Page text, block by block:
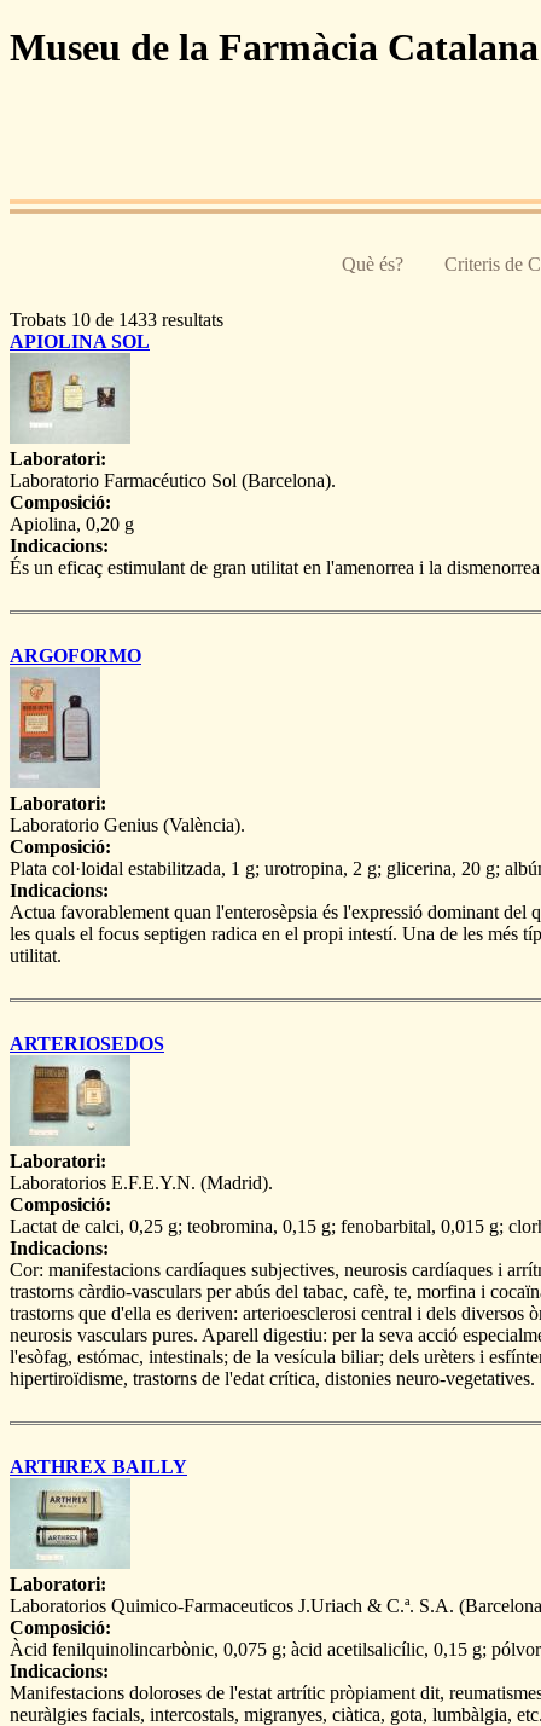
Pasar al contenido principal
Museu de la Farmàcia Catalana
Què és? Criteris de
Trobats 10 de 1433 resultats
APIOLINA SOL
Laboratori:
Laboratorio Farmacéutico Sol (Barcelona).
Composició:
Apiolina, 0,20 g
Indicacions:
És un eficaç estimulant de gran utilitat en l'amenorrea i la
ARGOFORMO
Laboratori:
Laboratorio Genius (València).
Composició:
Plata col·loidal estabilitzada, 1 g; urotropina, 2 g; glicerina, 20 g;
Indicacions:
Actua favorablement quan l'enterosèpsia és l'expressió dominant
les quals el focus septigen radica en el propi intestí. Una de les més
utilitat.
ARTERIOSEDOS
Laboratori:
Laboratorios E.F.E.Y.N. (Madrid).
Composició:
Lactat de calci, 0,25 g; teobromina, 0,15 g; fenobarbital, 0,015 g;
Indicacions:
Cor: manifestacions cardíaques subjectives, neurosis cardíaques i
trastorns càrdio-vasculars per abús del tabac, cafè, te, morfina i
trastorns que d'ella es deriven: arterioesclerosi central i dels diversos
neurosis vasculars pures. Aparell digestiu: per la seva acció
l'esòfag, estómac, intestinals; de la vesícula biliar; dels urèters i
hipertiroïdisme, trastorns de l'edat crítica, distonies neuro-vegetatives.
ARTHREX BAILLY
Laboratori:
Laboratorios Quimico-Farmaceuticos J.Uriach & C.ª. S.A.
Composició:
Àcid fenilquinolincarbònic, 0,075 g; àcid acetilsalicílic, 0,15 g;
Indicacions:
Manifestacions doloroses de l'estat artrític pròpiament dit,
neuràlgies facials, intercostals, migranyes, ciàtica, gota, lumbàlgia,